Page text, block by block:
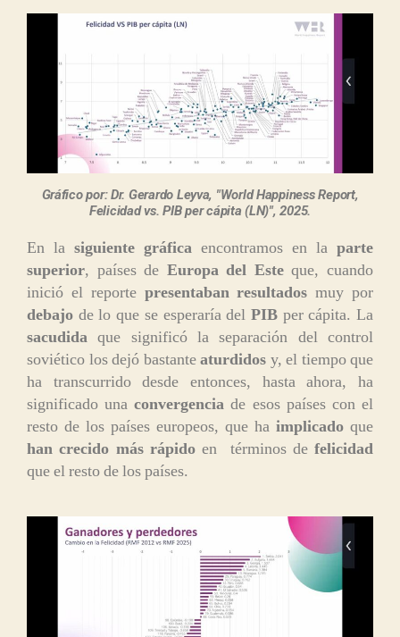
Gráfico por: Dr. Gerardo Leyva, "World Happiness Report,
Felicidad vs. PIB per cápita (LN)", 2025.
En la siguiente gráfica encontramos en la parte
superior, países de Europa del Esteque, cuando
inició el reportepresentaban resultados muy por
debajo de lo que se esperaría del PIBper cápita. La
sacudida que significó la separación del control
soviético los dejó bastanteaturdidos y, el tiempo que
ha transcurrido desde entonces, hasta ahora, ha
significado unaconvergencia de esos países con el
resto de los países europeos, que ha implicado que
han crecido más rápidoen términos de felicidad
que el resto de los países.